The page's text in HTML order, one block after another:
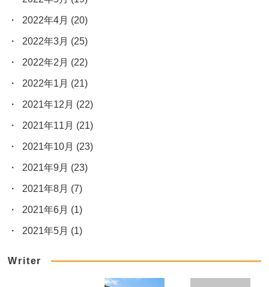
2022年4月 (20)
2022年3月 (25)
2022年2月 (22)
2022年1月 (21)
2021年12月 (22)
2021年11月 (21)
2021年10月 (23)
2021年9月 (23)
2021年8月 (7)
2021年6月 (1)
2021年5月 (1)
Writer